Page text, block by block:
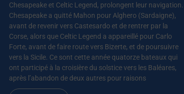
Chesapeake et Celtic Legend, prolongent leur navigation.
Chesapeake a quitté Mahon pour Alghero (Sardaigne),
avant de revenir vers Castesardo et de rentrer par la
Corse, alors que Celtic Legend a appareillé pour Carlo
Forte, avant de faire route vers Bizerte, et de poursuivre
vers la Sicile. Ce sont cette année quatorze bateaux qui
ont participé à la croisière du solstice vers les Baléares,
après l’abandon de deux autres pour raisons